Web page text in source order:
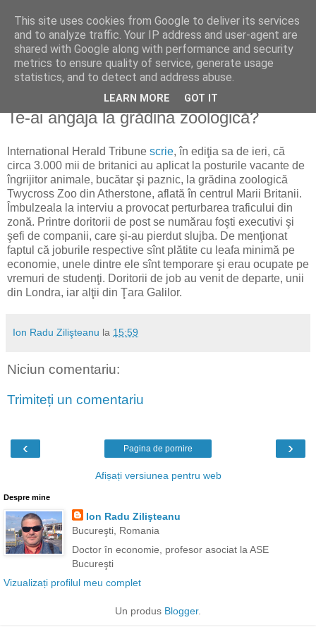
Reflecţii economice
blog de reflecţii, informaţii şi opinii economice
luni, 2 martie 2009
Te-ai angaja la grădina zoologică?
International Herald Tribune scrie, în ediţia sa de ieri, că
circa 3.000 mii de britanici au aplicat la posturile vacante de
îngrijitor animale, bucătar şi paznic, la grădina zoologică
Twycross Zoo din Atherstone, aflată în centrul Marii Britanii.
Îmbulzeala la interviu a provocat perturbarea traficului din
zonă. Printre doritorii de post se numărau foşti executivi şi
şefi de companii, care şi-au pierdut slujba. De menţionat
faptul că joburile respective sînt plătite cu leafa minimă pe
economie, unele dintre ele sînt temporare şi erau ocupate pe
vremuri de studenţi. Doritorii de job au venit de departe, unii
din Londra, iar alţii din Ţara Galilor.
Ion Radu Zilişteanu la 15:59
Niciun comentariu:
Trimiteți un comentariu
‹ ›
Pagina de pornire
Afișați versiunea pentru web
Despre mine
Ion Radu Zilişteanu
Bucureşti, Romania
Doctor în economie, profesor asociat la ASE
Bucureşti
Vizualizați profilul meu complet
Un produs Blogger.
This site uses cookies from Google to deliver its services
and to analyze traffic. Your IP address and user-agent are
shared with Google along with performance and security
metrics to ensure quality of service, generate usage
statistics, and to detect and address abuse.
LEARN MORE GOT IT